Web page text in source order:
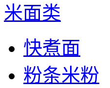
米面类
快煮面
粉条米粉